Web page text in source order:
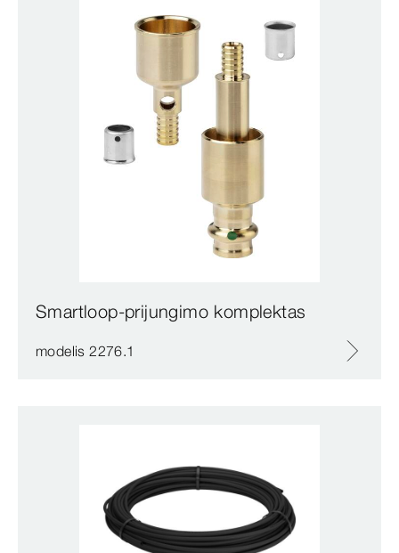
Smartloop-prijungimo komplektas
modelis 2276.1